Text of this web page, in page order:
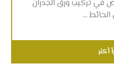
في تركيب ورق الجدران
...
أكثر